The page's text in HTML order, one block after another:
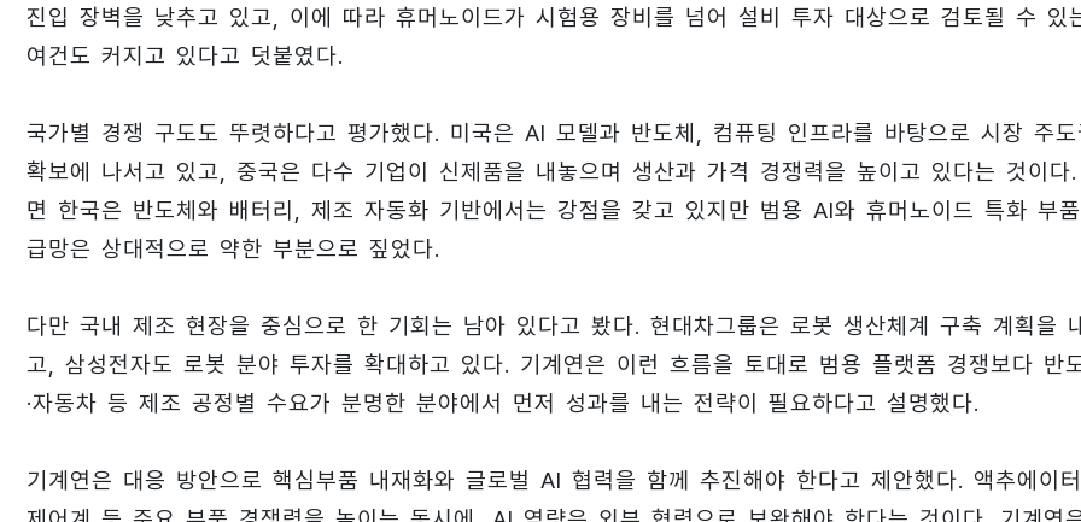
진입 장벽을 낮추고 있고, 이에 따라 휴머노이드가 시험용 장비를 넘어 설비 투자 대상으로 검토될 수 있
여건도 커지고 있다고 덧붙였다.
국가별 경쟁 구도도 뚜렷하다고 평가했다. 미국은 AI 모델과 반도체, 컴퓨팅 인프라를 바탕으로 시장 주도
확보에 나서고 있고, 중국은 다수 기업이 신제품을 내놓으며 생산과 가격 경쟁력을 높이고 있다는 것이다
면 한국은 반도체와 배터리, 제조 자동화 기반에서는 강점을 갖고 있지만 범용 AI와 휴머노이드 특화 부
급망은 상대적으로 약한 부분으로 짚었다.
다만 국내 제조 현장을 중심으로 한 기회는 남아 있다고 봤다. 현대차그룹은 로봇 생산체계 구축 계획을
고, 삼성전자도 로봇 분야 투자를 확대하고 있다. 기계연은 이런 흐름을 토대로 범용 플랫폼 경쟁보다 반
·자동차 등 제조 공정별 수요가 분명한 분야에서 먼저 성과를 내는 전략이 필요하다고 설명했다.
기계연은 대응 방안으로 핵심부품 내재화와 글로벌 AI 협력을 함께 추진해야 한다고 제안했다. 액추에이